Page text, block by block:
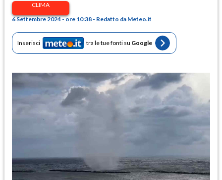
CLIMA
6 Settembre 2024 - ore 10:38 - Redatto da Meteo.it
Inserisci tra le tue fonti su Google